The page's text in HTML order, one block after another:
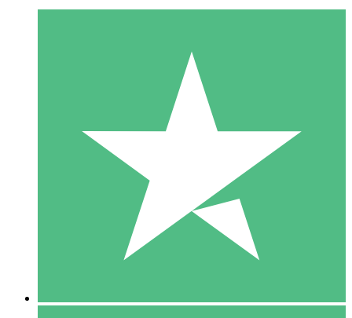
Individuelle Credit-Pakete
Zahlen Sie nach Bedarf mit Download-Credits. Keine
monatliche Verpflichtung erforderlich.
10 00